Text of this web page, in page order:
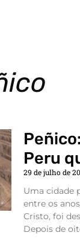
Peru
29 de julho de
Uma cidade
entre os
Cristo, foi
Depois de